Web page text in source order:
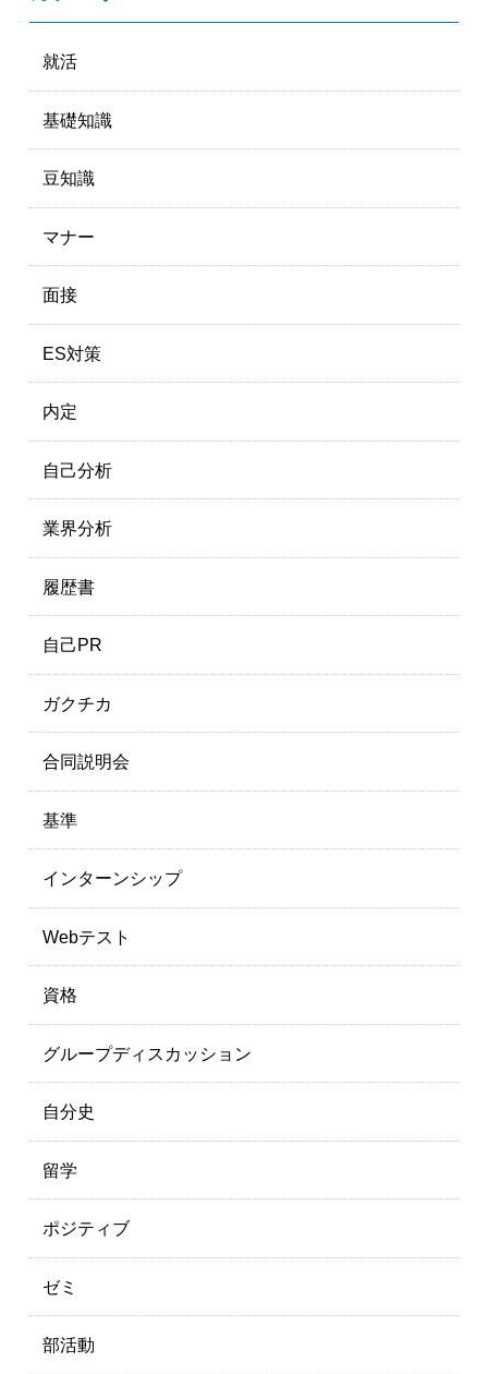
就活
基礎知識
豆知識
マナー
面接
ES対策
内定
自己分析
業界分析
履歴書
自己PR
ガクチカ
合同説明会
基準
インターンシップ
Webテスト
資格
グループディスカッション
自分史
留学
ポジティブ
ゼミ
部活動